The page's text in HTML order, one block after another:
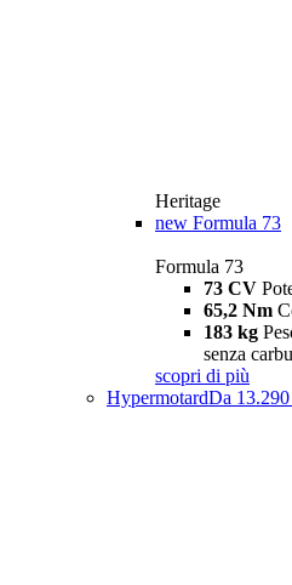
Heritage
new Formula 73
Formula 73
73 CV
65,2 Nm
183 kg
senza
scopri di più
HypermotardDa